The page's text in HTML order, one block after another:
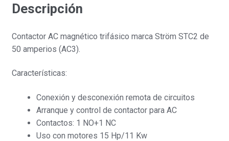
Descripción
Contactor AC magnético trifásico marca Ström STC2 de
50 amperios (AC3).
Características:
Conexión y desconexión remota de circuitos
Arranque y control de contactor para AC
Contactos: 1 NO+1 NC
Uso con motores 15 Hp/11 Kw